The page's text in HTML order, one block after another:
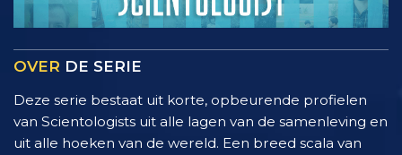
OVER DE SERIE
Deze serie bestaat uit korte, opbeurende profielen
van Scientologists uit alle lagen van de samenleving en
uit alle hoeken van de wereld. Een breed scala van